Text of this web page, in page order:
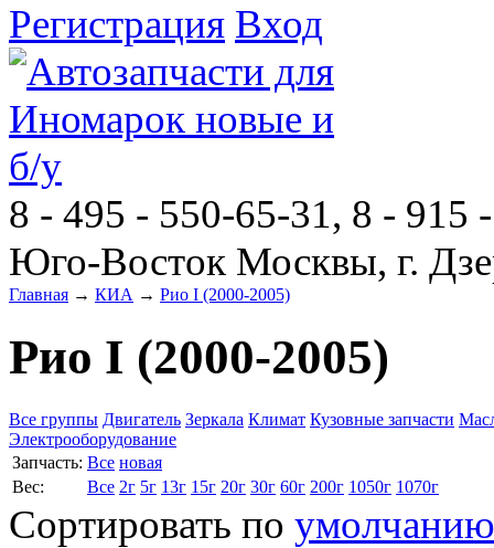
Регистрация Вход
8 - 495 - 550-65-31, 8 - 915
Юго-Восток Москвы, г.
Главная → КИА → Рио I (2000-2005)
Рио I (2000-2005)
Все группы Двигатель Зеркала Климат Кузовные запчасти
Электрооборудование
Запчасть: Все новая
Вес:
Все 2г 5г 13г 15г 20г 30г 60г 200г 1050г 1070г
Сортировать по умолчанию